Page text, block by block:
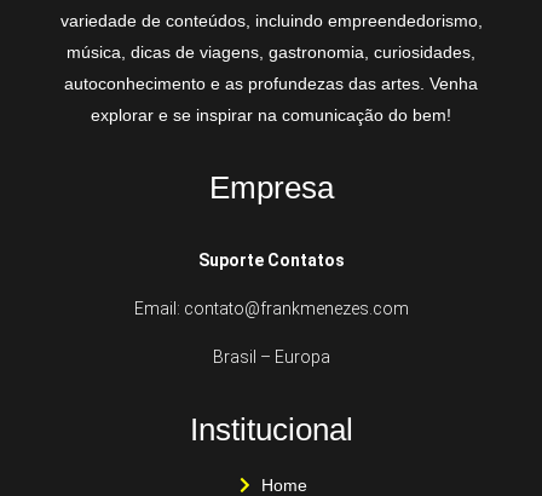
variedade de conteúdos, incluindo empreendedorismo,
música, dicas de viagens, gastronomia, curiosidades,
autoconhecimento e as profundezas das artes. Venha
explorar e se inspirar na comunicação do bem!
Empresa
Suporte Contatos
Email: contato@frankmenezes.com
Brasil – Europa
Institucional
Home